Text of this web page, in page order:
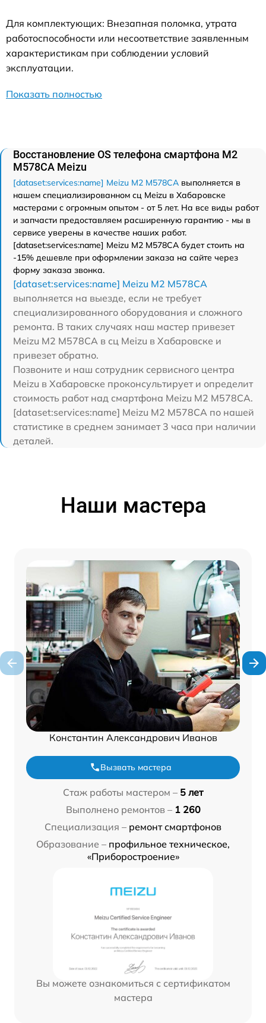
Для комплектующих: Внезапная поломка, утрата
работоспособности или несоответствие заявленным
характеристикам при соблюдении условий
эксплуатации.
Показать полностью
Восстановление OS телефона смартфона M2
M578CA Meizu
[dataset:services:name] Meizu M2 M578CA выполняется в
нашем специализированном сц Meizu в Хабаровске
мастерами с огромным опытом - от 5 лет. На все виды работ
и запчасти предоставляем расширенную гарантию - мы в
сервисе уверены в качестве наших работ.
[dataset:services:name] Meizu M2 M578CA будет стоить на
-15% дешевле при оформлении заказа на сайте через
форму заказа звонка.
[dataset:services:name] Meizu M2 M578CA
выполняется на выезде, если не требует
специализированного оборудования и сложного
ремонта. В таких случаях наш мастер привезет
Meizu M2 M578CA в сц Meizu в Хабаровске и
привезет обратно.
Позвоните и наш сотрудник сервисного центра
Meizu в Хабаровске проконсультирует и определит
стоимость работ над смартфона Meizu M2 M578CA.
[dataset:services:name] Meizu M2 M578CA по нашей
статистике в среднем занимает 3 часа при наличии
деталей.
Наши мастера
Константин Александрович Иванов
Вызвать мастера
Стаж работы мастером – 5 лет
Выполнено ремонтов – 1 260
Специализация – ремонт смартфонов
Образование – профильное техническое,
«Приборостроение»
Вы можете ознакомиться с сертификатом
мастера